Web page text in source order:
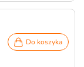
Do koszyka